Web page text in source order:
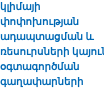
կլիմայի
փոփոխության
ադապտացման և
ռեսուրսների
օգտագործման
գաղափարների